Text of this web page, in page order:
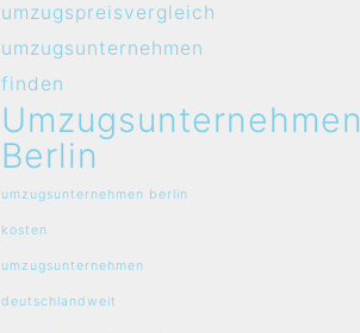
umzugspreisvergleich
umzugsunternehmen
finden
Umzugsunternehmen
Berlin
umzugsunternehmen berlin
kosten
umzugsunternehmen
deutschlandweit